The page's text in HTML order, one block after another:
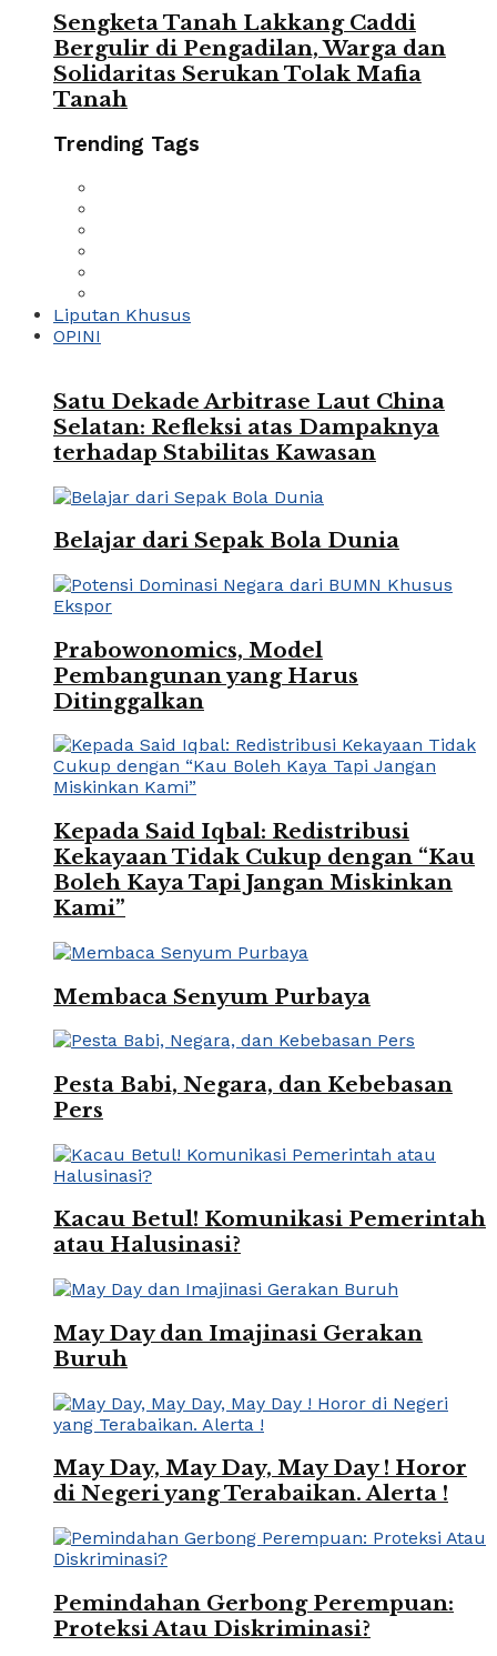
Sengketa Tanah Lakkang Caddi
Bergulir di Pengadilan, Warga dan
Solidaritas Serukan Tolak Mafia
Tanah
Trending Tags
Liputan Khusus
OPINI
Satu Dekade Arbitrase Laut China
Selatan: Refleksi atas Dampaknya
terhadap Stabilitas Kawasan
Belajar dari Sepak Bola Dunia
Prabowonomics, Model
Pembangunan yang Harus
Ditinggalkan
Kepada Said Iqbal: Redistribusi
Kekayaan Tidak Cukup dengan “Kau
Boleh Kaya Tapi Jangan Miskinkan
Kami”
Membaca Senyum Purbaya
Pesta Babi, Negara, dan Kebebasan
Pers
Kacau Betul! Komunikasi Pemerintah
atau Halusinasi?
May Day dan Imajinasi Gerakan
Buruh
May Day, May Day, May Day ! Horor
di Negeri yang Terabaikan. Alerta !
Pemindahan Gerbong Perempuan:
Proteksi Atau Diskriminasi?